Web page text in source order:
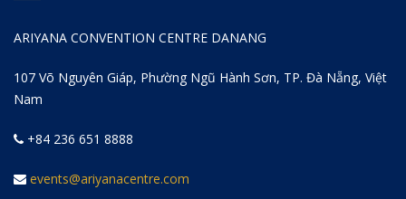
ARIYANA CONVENTION CENTRE DANANG
107 Võ Nguyên Giáp, Phường Ngũ Hành Sơn, TP. Đà Nẵng, Việt
Nam
+84 236 651 8888
events@ariyanacentre.com